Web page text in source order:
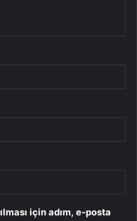
için adım, e-posta